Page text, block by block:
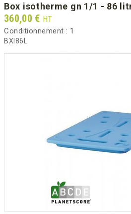
box isotherme gn 1/1 - 86
Prix
360,00 € HT
Conditionnement : 1
BXI86L